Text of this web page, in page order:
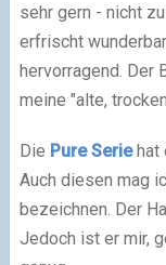
sehr gern - nicht
erfrischt
hervorragend. Der
meine "alte,
Die Pure Serie hat
Auch diesen mag
bezeichnen. Der
Jedoch ist er mir,